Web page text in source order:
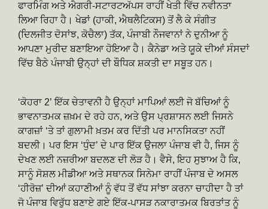
ਫਾਰਮਿੰਗ ਅਤੇ ਐਗਰੀ-ਸਟਾਰਟਅੱਪਸ ਰਾਹੀਂ ਖੇਤੀ ਵਿੱਚ ਨਵੀਨਤਾ
ਲਿਆ ਰਿਹਾ ਹੈ। ਖੇਡਾਂ (ਹਾਕੀ, ਐਥਲੈਟਿਕਸ) ਤੋਂ ਲੈ ਕੇ ਸੰਗੀਤ
(ਦਿਲਜੀਤ ਦੋਸਾਂਝ, ਕੋਚੈਲਾ) ਤੱਕ, ਪੰਜਾਬੀ ਨੌਜਵਾਨਾਂ ਨੇ ਦੁਨੀਆ ਨੂੰ
ਆਪਣਾ ਮੁਰੀਦ ਬਣਾਇਆ ਹੋਇਆ ਹੈ। ਕੈਨੇਡਾ ਅਤੇ ਯੂਕੇ ਦੀਆਂ ਸੰਸਦਾਂ
ਵਿੱਚ ਬੈਠੇ ਪੰਜਾਬੀ ਉਨ੍ਹਾਂ ਦੀ ਬੌਧਿਕ ਸ਼ਕਤੀ ਦਾ ਸਬੂਤ ਹਨ।
‘ਕੋਹਰਾ 2’ ਇੱਕ ਚੇਤਾਵਨੀ ਹੈ ਉਨ੍ਹਾਂ ਮਾਪਿਆਂ ਲਈ ਜੋ ਬੱਚਿਆਂ ਨੂੰ
ਭਾਵਨਾਤਮਕ ਜ਼ਖ਼ਮ ਦੇ ਰਹੇ ਹਨ, ਅਤੇ ਉਸ ਪ੍ਰਸ਼ਾਸਨ ਲਈ ਜਿਸਨੇ
ਕਾਗਜ਼ਾਂ ‘ਤੇ ਤਾਂ ਗੁਲਾਮੀ ਖ਼ਤਮ ਕਰ ਦਿੱਤੀ ਪਰ ਮਾਨਸਿਕਤਾ ਨਹੀਂ
ਬਦਲੀ। ਪਰ ਇਸ ‘ਧੁੰਦ’ ਦੇ ਪਾਰ ਇੱਕ ਉਜਲਾ ਪੰਜਾਬ ਵੀ ਹੈ, ਜਿਸ ਨੂੰ
ਦੇਖਣ ਲਈ ਨਜ਼ਰੀਆ ਬਦਲਣ ਦੀ ਲੋੜ ਹੈ। ਵੈਸੇ, ਇਹ ਸੁਝਾਅ ਹੈ ਕਿ,
ਸਾਨੂੰ ਸੋਸ਼ਲ ਮੀਡੀਆ ਅਤੇ ਸਥਾਨਕ ਸਿਨੇਮਾ ਰਾਹੀਂ ਪੰਜਾਬ ਦੇ ਅਸਲ
‘ਹੀਰੋਜ਼’ ਦੀਆਂ ਕਹਾਣੀਆਂ ਨੂੰ ਵੱਧ ਤੋਂ ਵੱਧ ਸਾਂਝਾ ਕਰਨਾ ਚਾਹੀਦਾ ਹੈ ਤਾਂ
ਜੋ ਪੰਜਾਬ ਵਿਰੁੱਧ ਬਣਾਏ ਗਏ ਇੱਕ-ਪਾਸੜ ਨਕਾਰਾਤਮਕ ਬਿਰਤਾਂਤ ਨੂੰ